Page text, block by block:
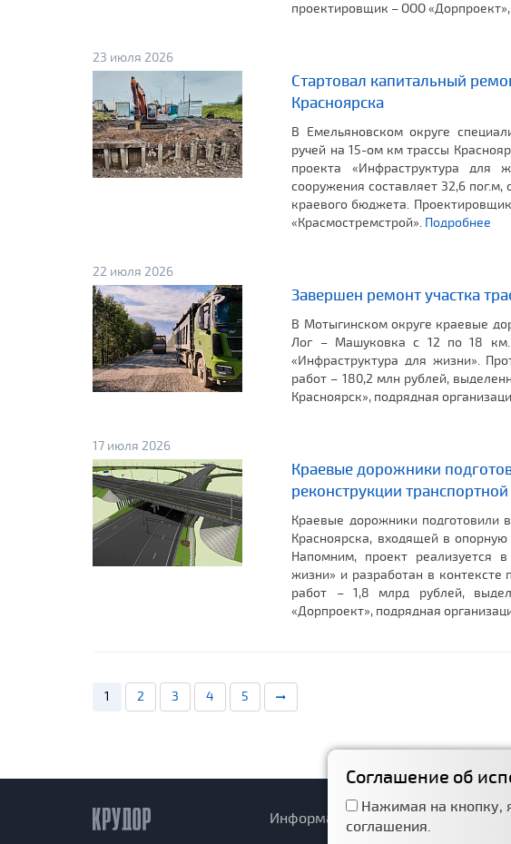
проектировщик – ООО
23 июля 2026
Стартовал капитальный
Красноярска
В Емельяновском округе
ручей на 15-ом км трассы
проекта «Инфраструктура для
сооружения составляет 32,6
краевого бюджета.
«Красмостремстрой». Подробнее
22 июля 2026
Завершен ремонт участка
В Мотыгинском округе краевые
Лог – Машуковка с 12 по 18 км.
«Инфраструктура для жизни».
работ – 180,2 млн рублей,
Красноярск», подрядная
17 июля 2026
Краевые дорожники
реконструкции
Краевые дорожники подготовили
Красноярска, входящей в
Напомним, проект реализуется
жизни» и разработан в контексте
работ – 1,8 млрд рублей,
«Дорпроект», подрядная
1 2 3 4 5
Информация Дорожный фонд
Соглашение об
Нажимая на кнопку,
соглашения.